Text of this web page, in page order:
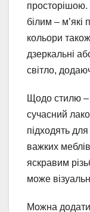
просторішою.
білим – м’які
кольори
дзеркальні
світло,
Щодо стилю –
сучасний
підходять
важких
яскравим
може
Можна додати